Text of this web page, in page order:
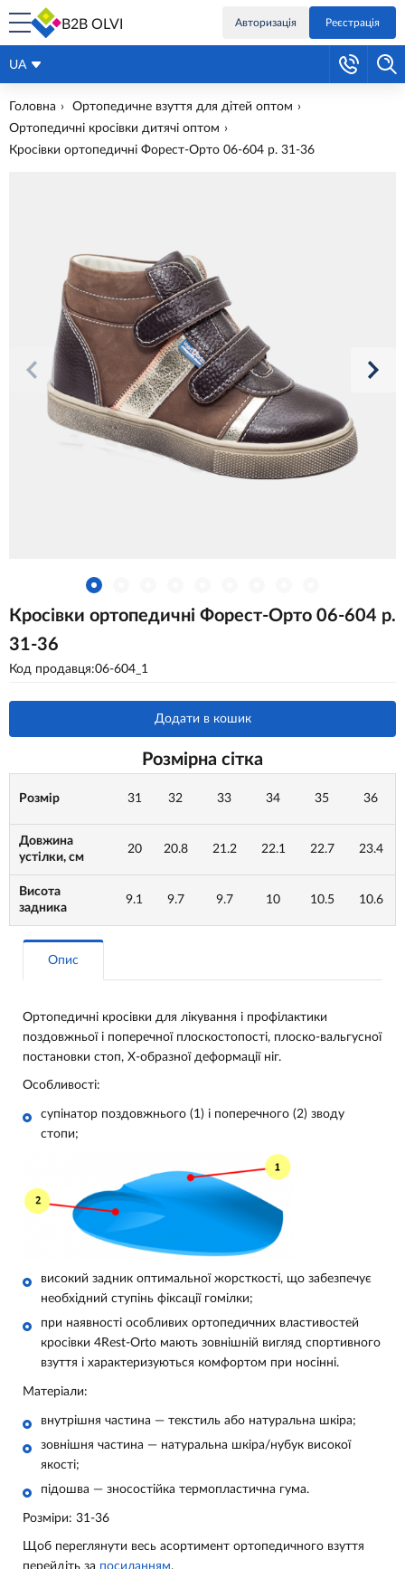
B2B OLVI Авторизація Реєстрація
UA
Головна
Ортопедичне взуття для дітей оптом
Ортопедичні кросівки дитячі оптом
Кросівки ортопедичні Форест-Орто 06-604 р. 31-36
Кросівки ортопедичні Форест-Орто 06-604 р.
31-36
Код продавця:06-604_1
Додати в кошик
Розмірна сітка
Розмір 31 32 33 34 35 36
Довжина
устілки, см
20 20.8 21.2 22.1 22.7 23.4
Висота
задника
9.1 9.7 9.7 10 10.5 10.6
Опис
Ортопедичні кросівки для лікування і профілактики
поздовжньої і поперечної плоскостопості, плоско-вальгусної
постановки стоп, Х-образної деформації ніг.
Особливості:
супінатор поздовжнього (1) і поперечного (2) зводу
стопи;
високий задник оптимальної жорсткості, що забезпечує
необхідний ступінь фіксації гомілки;
при наявності особливих ортопедичних властивостей
кросівки 4Rest-Orto мають зовнішній вигляд спортивного
взуття і характеризуються комфортом при носінні.
Матеріали:
внутрішня частина — текстиль або натуральна шкіра;
зовнішня частина — натуральна шкіра/нубук високої
якості;
підошва — зносостійка термопластична гума.
Розміри: 31-36
Щоб переглянути весь асортимент ортопедичного взуття
перейдіть за посиланням.